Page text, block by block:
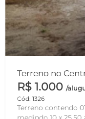
R$ 1.000 /
Cód: 1326
Terreno contendo